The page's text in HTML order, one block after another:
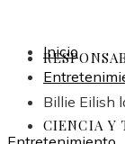
CIENCIA Y
Inicio
Billie Eilish